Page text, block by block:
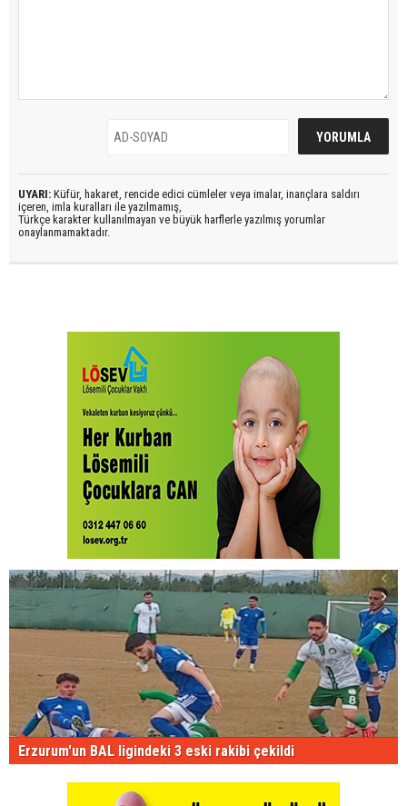
UYARI: Küfür, hakaret, rencide edici cümleler veya imalar, inançlara saldırı
içeren, imla kuralları ile yazılmamış,
Türkçe karakter kullanılmayan ve büyük harflerle yazılmış yorumlar
onaylanmamaktadır.
Erzurum'un BAL ligindeki 3 eski rakibi çekildi